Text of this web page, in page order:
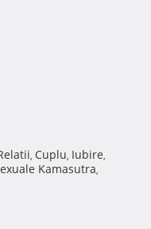
, Cuplu, Iubire,
Kamasutra,